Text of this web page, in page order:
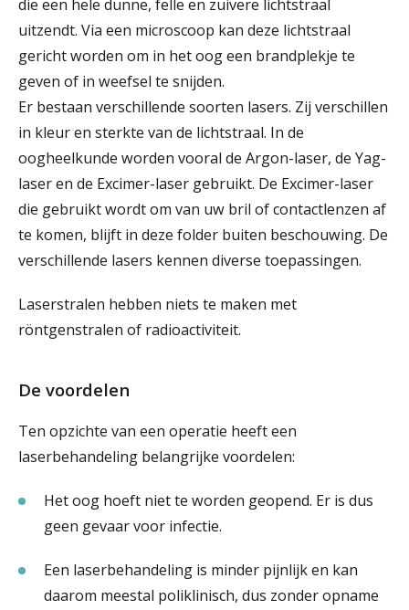
die een hele dunne, felle en zuivere lichtstraal
uitzendt. Via een microscoop kan deze lichtstraal
gericht worden om in het oog een brandplekje te
geven of in weefsel te snijden.
Er bestaan verschillende soorten lasers. Zij verschillen
in kleur en sterkte van de lichtstraal. In de
oogheelkunde worden vooral de Argon-laser, de Yag-
laser en de Excimer-laser gebruikt. De Excimer-laser
die gebruikt wordt om van uw bril of contactlenzen af
te komen, blijft in deze folder buiten beschouwing. De
verschillende lasers kennen diverse toepassingen.
Laserstralen hebben niets te maken met
röntgenstralen of radioactiviteit.
De voordelen
Ten opzichte van een operatie heeft een
laserbehandeling belangrijke voordelen:
Het oog hoeft niet te worden geopend. Er is dus
geen gevaar voor infectie.
Een laserbehandeling is minder pijnlijk en kan
daarom meestal poliklinisch, dus zonder opname